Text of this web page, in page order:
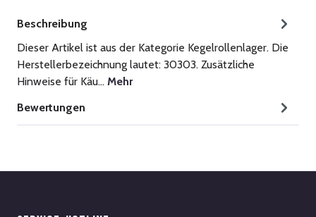
Beschreibung
Dieser Artikel ist aus der Kategorie Kegelrollenlager. Die
Herstellerbezeichnung lautet: 30303. Zusätzliche
Hinweise für Käu… Mehr
Bewertungen